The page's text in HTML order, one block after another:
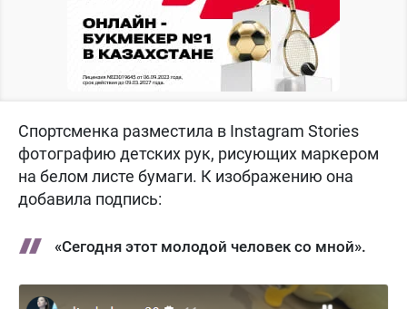
Спортсменка разместила в Instagram Stories
фотографию детских рук, рисующих маркером
на белом листе бумаги. К изображению она
добавила подпись:
«Сегодня этот молодой человек со мной».